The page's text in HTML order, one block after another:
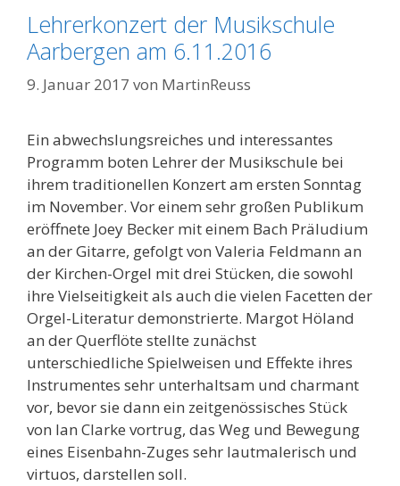
Lehrerkonzert der Musikschule
Aarbergen am 6.11.2016
9. Januar 2017 von MartinReuss
Ein abwechslungsreiches und interessantes
Programm boten Lehrer der Musikschule bei
ihrem traditionellen Konzert am ersten Sonntag
im November. Vor einem sehr großen Publikum
eröffnete Joey Becker mit einem Bach Präludium
an der Gitarre, gefolgt von Valeria Feldmann an
der Kirchen-Orgel mit drei Stücken, die sowohl
ihre Vielseitigkeit als auch die vielen Facetten der
Orgel-Literatur demonstrierte. Margot Höland
an der Querflöte stellte zunächst
unterschiedliche Spielweisen und Effekte ihres
Instrumentes sehr unterhaltsam und charmant
vor, bevor sie dann ein zeitgenössisches Stück
von Ian Clarke vortrug, das Weg und Bewegung
eines Eisenbahn-Zuges sehr lautmalerisch und
virtuos, darstellen soll.